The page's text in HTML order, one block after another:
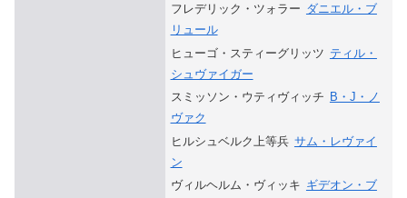
フレデリック・ツォラー ダニエル・ブ
リュール
ヒューゴ・スティーグリッツ ティル・
シュヴァイガー
スミッソン・ウティヴィッチ B・J・ノ
ヴァク
ヒルシュベルク上等兵 サム・レヴァイ
ン
ヴィルヘルム・ヴィッキ ギデオン・ブ